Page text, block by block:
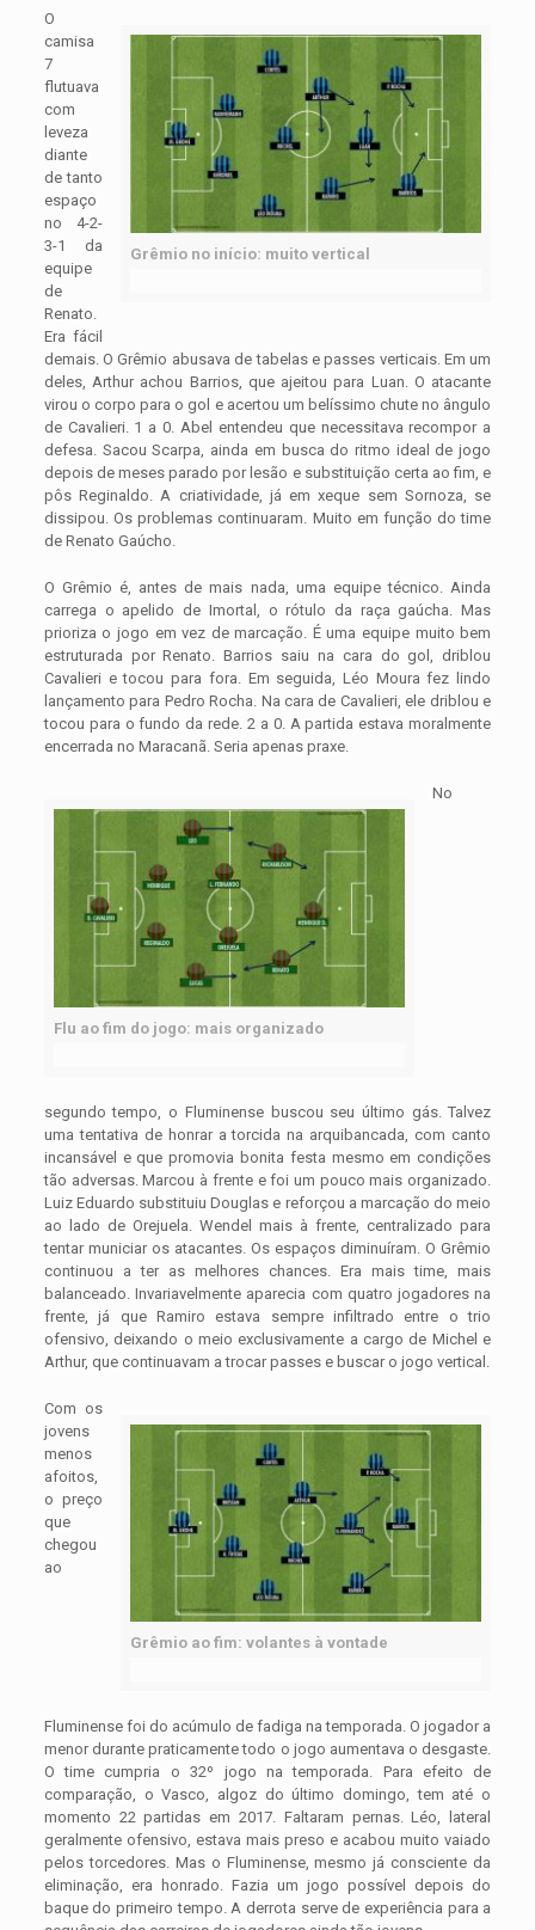
Grêmio no início: muito vertical
O
camisa
7
flutuava
com
leveza
diante
de tanto
espaço
no 4-2-
3-1 da
equipe
de
Renato.
Era fácil
demais. O Grêmio abusava de tabelas e passes verticais. Em um
deles, Arthur achou Barrios, que ajeitou para Luan. O atacante
virou o corpo para o gol e acertou um belíssimo chute no ângulo
de Cavalieri. 1 a 0. Abel entendeu que necessitava recompor a
defesa. Sacou Scarpa, ainda em busca do ritmo ideal de jogo
depois de meses parado por lesão e substituição certa ao fim, e
pôs Reginaldo. A criatividade, já em xeque sem Sornoza, se
dissipou. Os problemas continuaram. Muito em função do time
de Renato Gaúcho.
O Grêmio é, antes de mais nada, uma equipe técnico. Ainda
carrega o apelido de Imortal, o rótulo da raça gaúcha. Mas
prioriza o jogo em vez de marcação. É uma equipe muito bem
estruturada por Renato. Barrios saiu na cara do gol, driblou
Cavalieri e tocou para fora. Em seguida, Léo Moura fez lindo
lançamento para Pedro Rocha. Na cara de Cavalieri, ele driblou e
tocou para o fundo da rede. 2 a 0. A partida estava moralmente
encerrada no Maracanã. Seria apenas praxe.
Flu ao fim do jogo: mais organizado
No
segundo tempo, o Fluminense buscou seu último gás. Talvez
uma tentativa de honrar a torcida na arquibancada, com canto
incansável e que promovia bonita festa mesmo em condições
tão adversas. Marcou à frente e foi um pouco mais organizado.
Luiz Eduardo substituiu Douglas e reforçou a marcação do meio
ao lado de Orejuela. Wendel mais à frente, centralizado para
tentar municiar os atacantes. Os espaços diminuíram. O Grêmio
continuou a ter as melhores chances. Era mais time, mais
balanceado. Invariavelmente aparecia com quatro jogadores na
frente, já que Ramiro estava sempre infiltrado entre o trio
ofensivo, deixando o meio exclusivamente a cargo de Michel e
Arthur, que continuavam a trocar passes e buscar o jogo vertical.
Grêmio ao fim: volantes à vontade
Com os
jovens
menos
afoitos,
o preço
que
chegou
ao
Fluminense foi do acúmulo de fadiga na temporada. O jogador a
menor durante praticamente todo o jogo aumentava o desgaste.
O time cumpria o 32º jogo na temporada. Para efeito de
comparação, o Vasco, algoz do último domingo, tem até o
momento 22 partidas em 2017. Faltaram pernas. Léo, lateral
geralmente ofensivo, estava mais preso e acabou muito vaiado
pelos torcedores. Mas o Fluminense, mesmo já consciente da
eliminação, era honrado. Fazia um jogo possível depois do
baque do primeiro tempo. A derrota serve de experiência para a